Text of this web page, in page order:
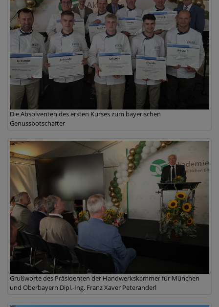
Die Absolventen des ersten Kurses zum bayerischen
Genussbotschafter
Grußworte des Präsidenten der Handwerkskammer für München
und Oberbayern Dipl.-Ing. Franz Xaver Peteranderl